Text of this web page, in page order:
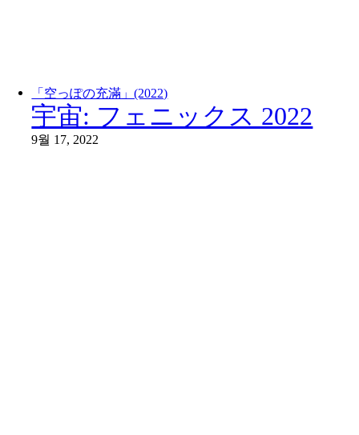
「空っぽの充滿」(2022)
宇宙: フェニックス 2022
9월 17, 2022